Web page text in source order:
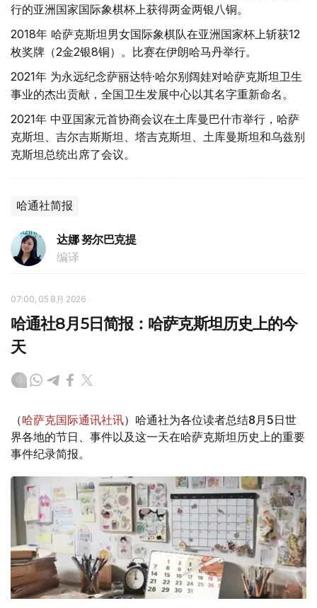
行的亚洲国家国际象棋杯上获得两金两银八铜。
2018年 哈萨克斯坦男女国际象棋队在亚洲国家杯上斩获12
枚奖牌（2金2银8铜）。比赛在伊朗哈马丹举行。
2021年 为永远纪念萨丽达特·哈尔别阔娃对哈萨克斯坦卫生
事业的杰出贡献，全国卫生发展中心以其名字重新命名。
2021年 中亚国家元首协商会议在土库曼巴什市举行，哈萨
克斯坦、吉尔吉斯斯坦、塔吉克斯坦、土库曼斯坦和乌兹别
克斯坦总统出席了会议。
哈通社简报
达娜 努尔巴克提
编译
07:00, 05 8月 2026
哈通社8月5日简报：哈萨克斯坦历史上的今
天
（哈萨克国际通讯社讯）哈通社为各位读者总结8月5日世
界各地的节日、事件以及这一天在哈萨克斯坦历史上的重要
事件纪录简报。